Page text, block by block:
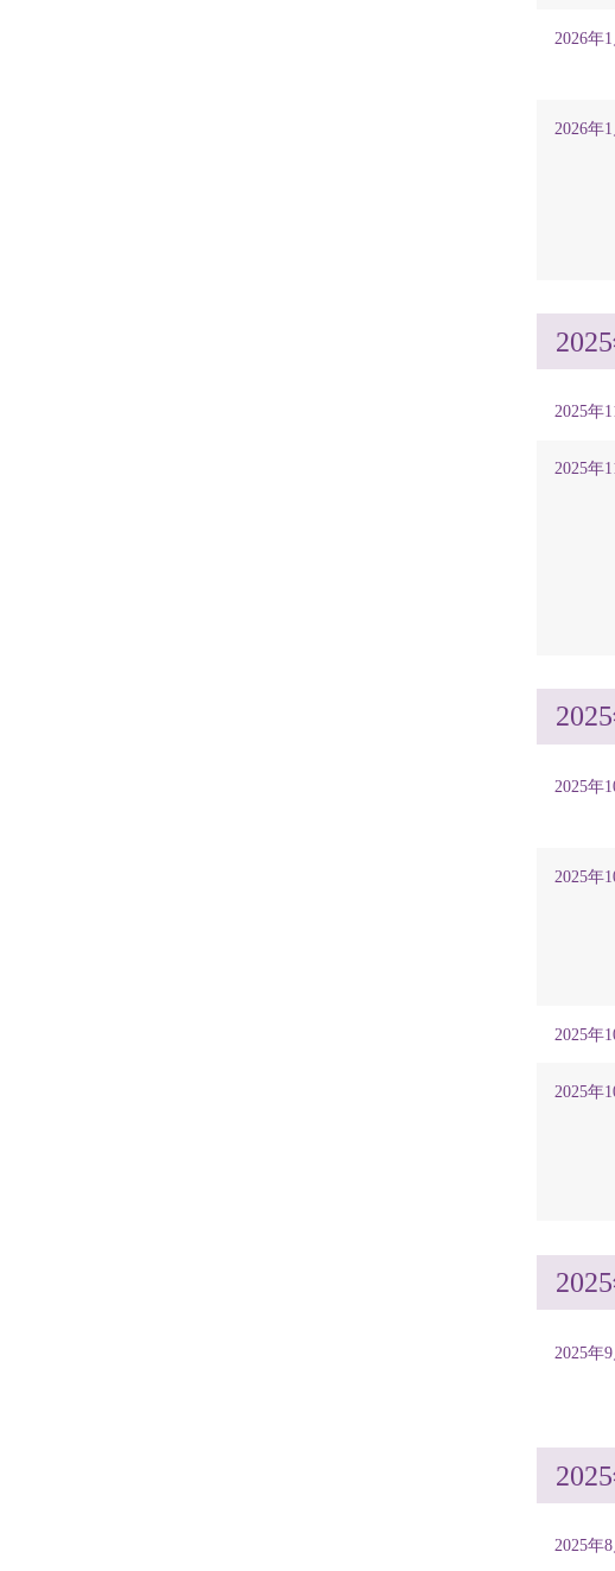
2026年
2026年
2025年
2025年
2025年
2025年
2025年
2025年
2025年
2025年